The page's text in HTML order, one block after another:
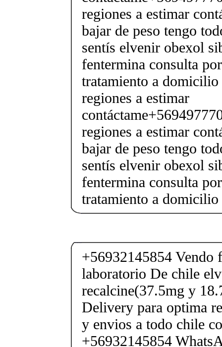
regiones a estimar
bajar de peso tengo
sentís elvenir obexol
fentermina consulta
tratamiento a
regiones a estimar
regiones a estimar
bajar de peso tengo
sentís elvenir obexol
fentermina consulta
tratamiento a
+56932145854 Vendo
laboratorio De chile
recalcine(37.5mg y
Delivery para optima
y envios a todo chile
+56932145854